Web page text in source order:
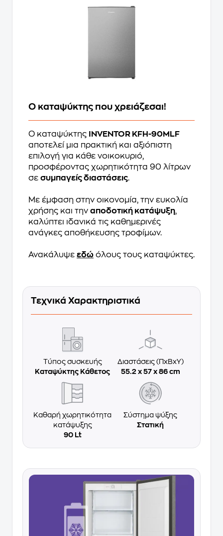
Ο καταψύκτης που χρειάζεσαι!
Ο καταψύκτης
INVENTOR KFH-90MLF
αποτελεί μια πρακτική και αξιόπιστη
επιλογή για κάθε νοικοκυριό,
προσφέροντας χωρητικότητα 90 λίτρων
σε συμπαγείς διαστάσεις.
Με έμφαση στην οικονομία, την ευκολία
χρήσης και την αποδοτική κατάψυξη,
καλύπτει ιδανικά τις καθημερινές
ανάγκες αποθήκευσης τροφίμων.
Ανακάλυψε εδώ όλους τους καταψύκτες.
Τεχνικά Χαρακτηριστικά
Τύπος συσκευής
Καταψύκτης Κάθετος
Διαστάσεις (ΠxΒxΥ)
55.2 x 57 x 86 cm
Καθαρή χωρητικότητα
κατάψυξης
90 Lt
Σύστημα ψύξης
Στατική